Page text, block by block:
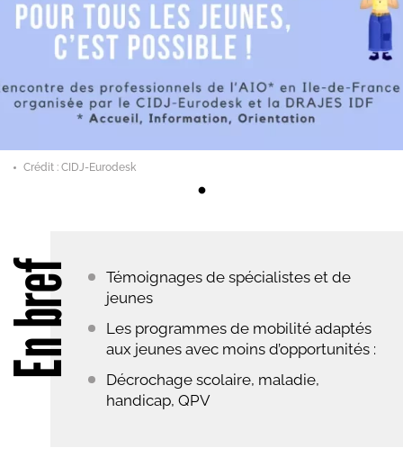
bref
Témoignages de spécialistes et de
jeunes
Les programmes de mobilité adaptés
aux jeunes avec moins d’opportunités :
Décrochage scolaire, maladie,
handicap, QPV
Crédit : CIDJ-Eurodesk